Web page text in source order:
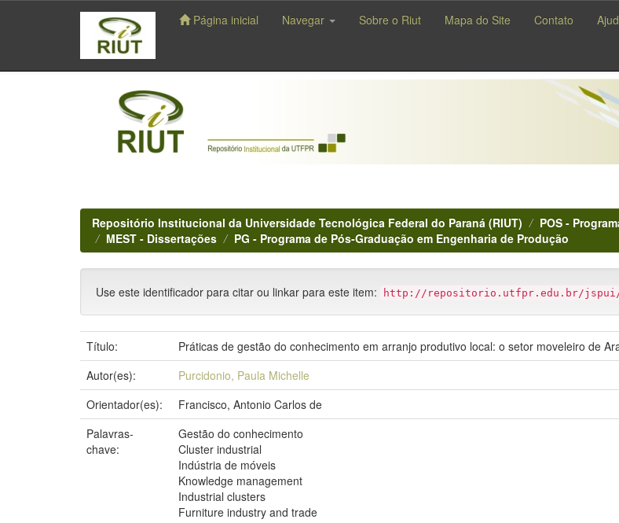
navigation
Página inicial Navegar Sobre o Riut Mapa do Site Contato
Repositório Institucional da Universidade Tecnológica Federal do Paraná (RIUT)
POS -
MEST - Dissertações
PG - Programa de Pós-Graduação em Engenharia de Produção
Use este identificador para citar ou linkar para este item: http://repositorio.utfpr.edu.br/jspui/
Título:
Práticas de gestão do conhecimento em arranjo produtivo local: o setor moveleiro de
Autor(es):
Purcidonio, Paula Michelle
Orientador(es):
Francisco, Antonio Carlos de
Palavras-
chave:
Gestão do conhecimento
Cluster industrial
Indústria de móveis
Knowledge management
Industrial clusters
Furniture industry and trade